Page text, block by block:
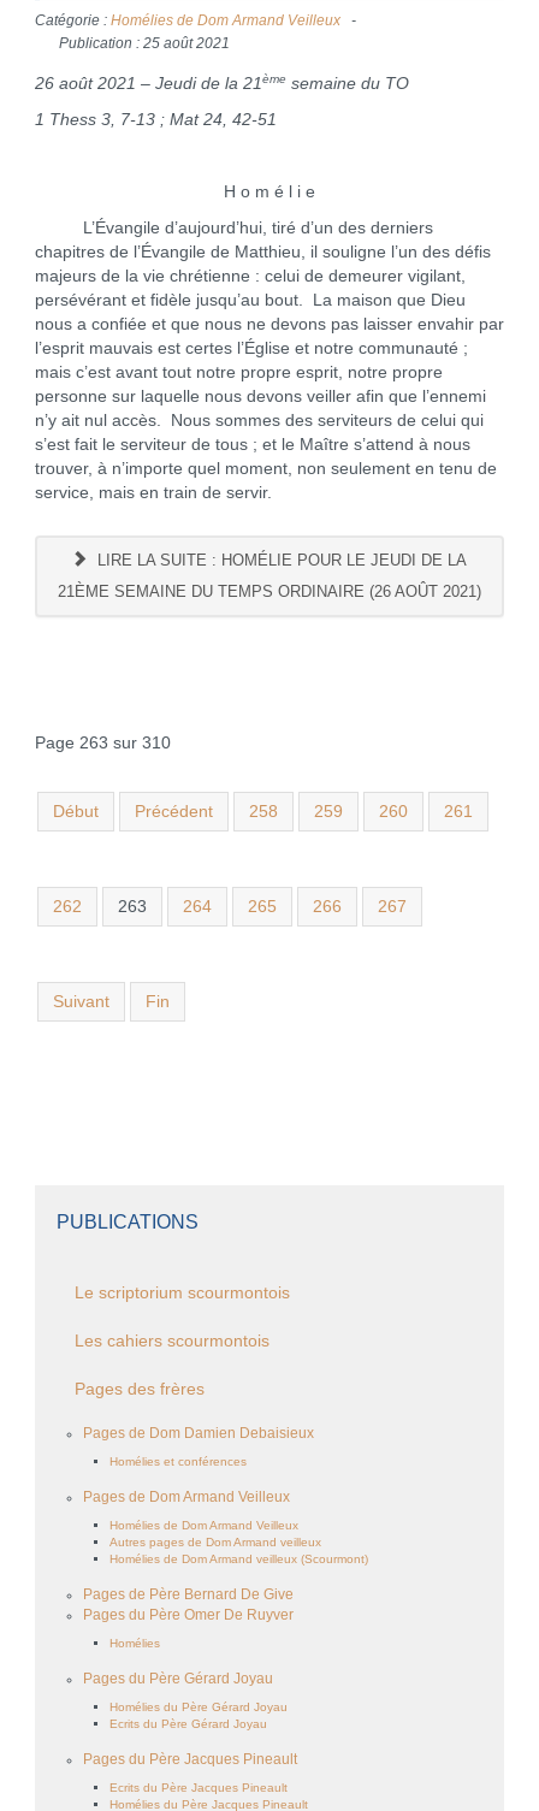
Catégorie : Homélies de Dom Armand Veilleux
Publication : 25 août 2021
26 août 2021 – Jeudi de la 21ème semaine du TO
1 Thess 3, 7-13 ; Mat 24, 42-51
H o m é l i e
L’Évangile d’aujourd’hui, tiré d’un des derniers
chapitres de l’Évangile de Matthieu, il souligne l’un des défis
majeurs de la vie chrétienne : celui de demeurer vigilant,
persévérant et fidèle jusqu’au bout. La maison que Dieu
nous a confiée et que nous ne devons pas laisser envahir par
l’esprit mauvais est certes l’Église et notre communauté ;
mais c’est avant tout notre propre esprit, notre propre
personne sur laquelle nous devons veiller afin que l’ennemi
n’y ait nul accès. Nous sommes des serviteurs de celui qui
s’est fait le serviteur de tous ; et le Maître s’attend à nous
trouver, à n’importe quel moment, non seulement en tenu de
service, mais en train de servir.
LIRE LA SUITE : HOMÉLIE POUR LE JEUDI DE LA
21ÈME SEMAINE DU TEMPS ORDINAIRE (26 AOÛT 2021)
Page 263 sur 310
Début Précédent 258 259 260 261
262 263 264 265 266 267
Suivant Fin
PUBLICATIONS
Le scriptorium scourmontois
Les cahiers scourmontois
Pages des frères
Pages de Dom Damien Debaisieux
Homélies et conférences
Pages de Dom Armand Veilleux
Homélies de Dom Armand Veilleux
Autres pages de Dom Armand veilleux
Homélies de Dom Armand veilleux (Scourmont)
Pages de Père Bernard De Give
Pages du Père Omer De Ruyver
Homélies
Pages du Père Gérard Joyau
Homélies du Père Gérard Joyau
Ecrits du Père Gérard Joyau
Pages du Père Jacques Pineault
Ecrits du Père Jacques Pineault
Homélies du Père Jacques Pineault